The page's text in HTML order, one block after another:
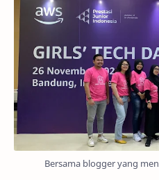
Bersama blogger yang